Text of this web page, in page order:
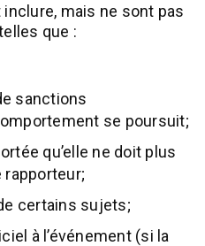
mais ne sont pas
que :
sanctions
se poursuit;
qu’elle ne doit plus
rapporteur;
certains sujets;
à l’événement (si la